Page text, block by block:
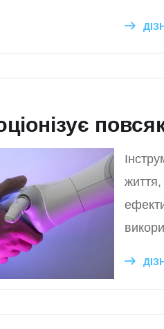
життя,